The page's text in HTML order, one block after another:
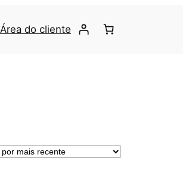
Área do cliente